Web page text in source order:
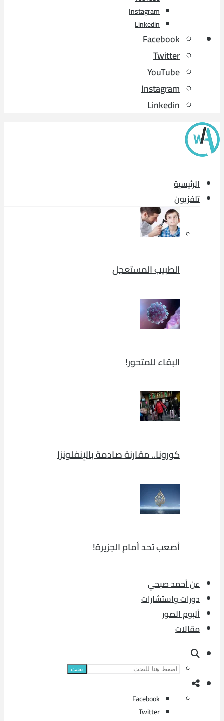
Instagram
Linkedin
Facebook
Twitter
YouTube
Instagram
Linkedin
الرئيسية
تلفزيون
الطبيب المستعجل
البقاء للمتحور!
كورونا.. مقارنة صادمة بالإنفلونزا
أصعب تحد أمام الجزيرة!
عن أحمد صبحي
دورات واستشارات
ألبوم الصور
مقالات
بحث
Facebook
Twitter